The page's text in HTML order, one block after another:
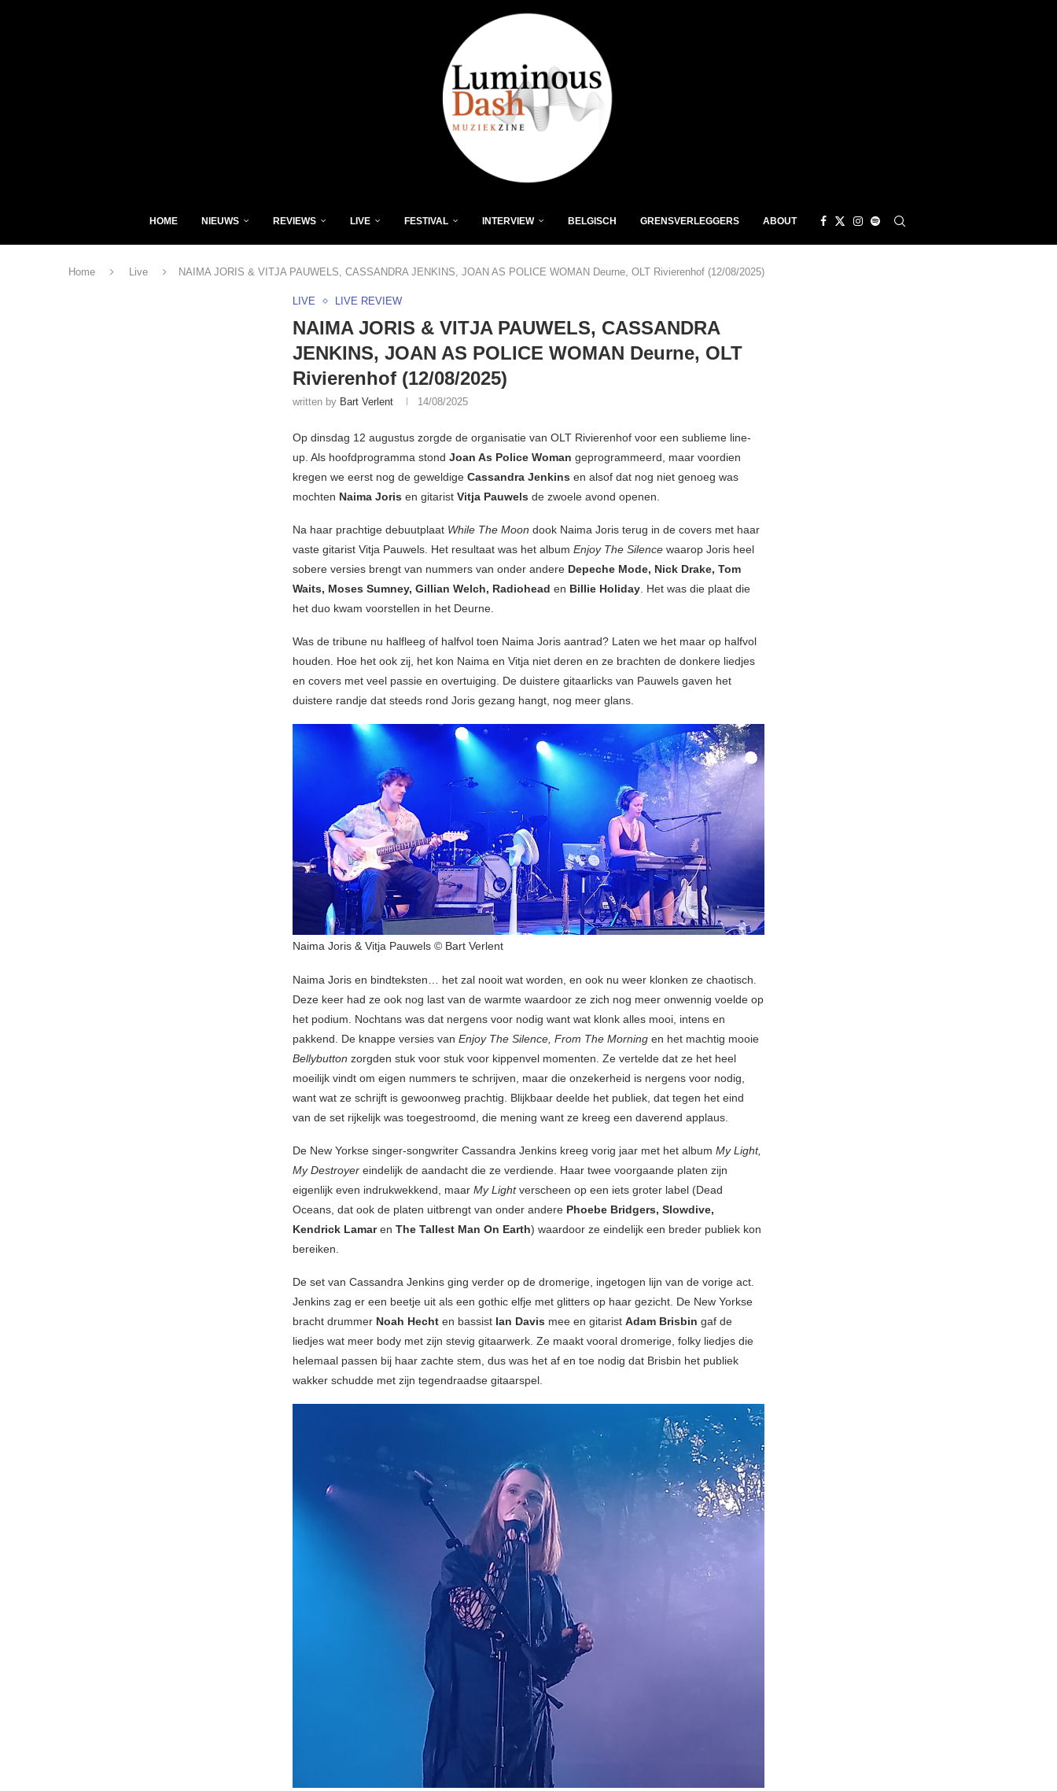
HOME NIEUWS REVIEWS LIVE FESTIVAL INTERVIEW BELGISCH GRENSVERLEGGERS ABOUT
Home Live NAIMA JORIS & VITJA PAUWELS, CASSANDRA JENKINS, JOAN AS POLICE WOMAN Deurne, OLT Rivierenhof (12/08/2025)
LIVE LIVE REVIEW
NAIMA JORIS & VITJA PAUWELS, CASSANDRA
JENKINS, JOAN AS POLICE WOMAN Deurne, OLT
Rivierenhof (12/08/2025)
written by Bart Verlent 14/08/2025
Op dinsdag 12 augustus zorgde de organisatie van OLT Rivierenhof voor een sublieme line-
up. Als hoofdprogramma stond Joan As Police Woman geprogrammeerd, maar voordien
kregen we eerst nog de geweldige Cassandra Jenkins en alsof dat nog niet genoeg was
mochten Naima Joris en gitarist Vitja Pauwels de zwoele avond openen.
Na haar prachtige debuutplaat While The Moon dook Naima Joris terug in de covers met haar
vaste gitarist Vitja Pauwels. Het resultaat was het album Enjoy The Silence waarop Joris heel
sobere versies brengt van nummers van onder andere Depeche Mode, Nick Drake, Tom
Waits, Moses Sumney, Gillian Welch, Radiohead en Billie Holiday. Het was die plaat die
het duo kwam voorstellen in het Deurne.
Was de tribune nu halfleeg of halfvol toen Naima Joris aantrad? Laten we het maar op halfvol
houden. Hoe het ook zij, het kon Naima en Vitja niet deren en ze brachten de donkere liedjes
en covers met veel passie en overtuiging. De duistere gitaarlicks van Pauwels gaven het
duistere randje dat steeds rond Joris gezang hangt, nog meer glans.
Naima Joris & Vitja Pauwels © Bart Verlent
Naima Joris en bindteksten… het zal nooit wat worden, en ook nu weer klonken ze chaotisch.
Deze keer had ze ook nog last van de warmte waardoor ze zich nog meer onwennig voelde op
het podium. Nochtans was dat nergens voor nodig want wat klonk alles mooi, intens en
pakkend. De knappe versies van Enjoy The Silence, From The Morning en het machtig mooie
Bellybutton zorgden stuk voor stuk voor kippenvel momenten. Ze vertelde dat ze het heel
moeilijk vindt om eigen nummers te schrijven, maar die onzekerheid is nergens voor nodig,
want wat ze schrijft is gewoonweg prachtig. Blijkbaar deelde het publiek, dat tegen het eind
van de set rijkelijk was toegestroomd, die mening want ze kreeg een daverend applaus.
De New Yorkse singer-songwriter Cassandra Jenkins kreeg vorig jaar met het album My Light,
My Destroyer eindelijk de aandacht die ze verdiende. Haar twee voorgaande platen zijn
eigenlijk even indrukwekkend, maar My Lightverscheen op een iets groter label (Dead
Oceans, dat ook de platen uitbrengt van onder andere Phoebe Bridgers, Slowdive,
Kendrick Lamaren The Tallest Man On Earth) waardoor ze eindelijk een breder publiek kon
bereiken.
De set van Cassandra Jenkins ging verder op de dromerige, ingetogen lijn van de vorige act.
Jenkins zag er een beetje uit als een gothic elfje met glitters op haar gezicht. De New Yorkse
bracht drummer Noah Hecht en bassist Ian Davis mee en gitarist Adam Brisbin gaf de
liedjes wat meer body met zijn stevig gitaarwerk. Ze maakt vooral dromerige, folky liedjes die
helemaal passen bij haar zachte stem, dus was het af en toe nodig dat Brisbin het publiek
wakker schudde met zijn tegendraadse gitaarspel.